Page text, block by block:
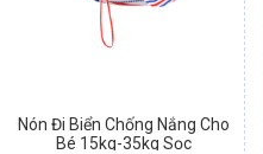
Nón Đi Biển Chống Nắng Cho
Bé 15kg-35kg Sọc